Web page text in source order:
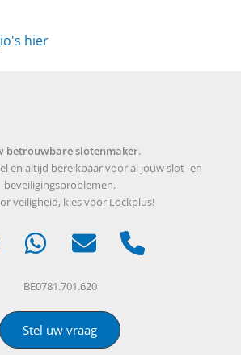
hier
betrouwbare slotenmaker.
en altijd bereikbaar voor al jouw slot- en
beveiligingsproblemen.
veiligheid, kies voor Lockplus!
BE0781.701.620
Stel uw vraag